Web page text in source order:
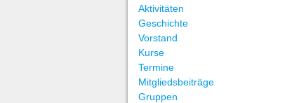
Aktivitäten
Geschichte
Vorstand
Kurse
Termine
Mitgliedsbeiträge
Gruppen